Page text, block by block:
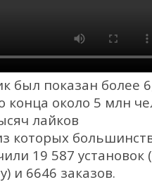
был показан более
конца около 5 млн
лайков
которых
19 587 установок
и 6646 заказов.